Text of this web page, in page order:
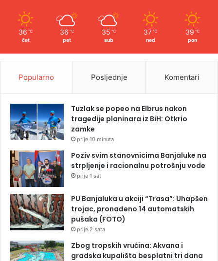
36 ℃
čet
36 ℃
pet
35 ℃
sub
37 ℃
ned
39 ℃
pon
Popularno Posljednje Komentari
Tuzlak se popeo na Elbrus nakon
tragedije planinara iz BiH: Otkrio
zamke
prije 10 minuta
Poziv svim stanovnicima Banjaluke na
strpljenje i racionalnu potrošnju vode
prije 1 sat
PU Banjaluka u akciji “Trasa”: Uhapšen
trojac, pronađeno 14 automatskih
pušaka (FOTO)
prije 2 sata
Zbog tropskih vrućina: Akvana i
gradska kupališta besplatni tri dana